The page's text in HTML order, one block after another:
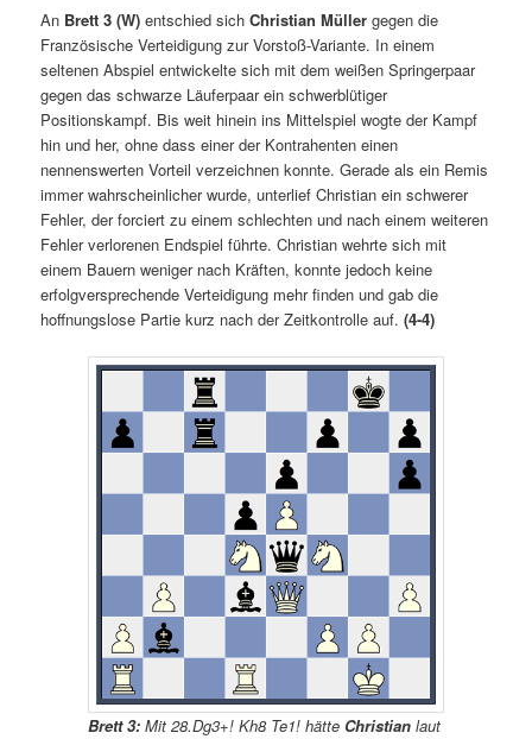
An Brett 3 (W) entschied sichChristian Müller gegen die
Französische Verteidigung zur Vorstoß-Variante. In einem
seltenen Abspiel entwickelte sich mit dem weißen Springerpaar
gegen das schwarze Läuferpaar ein schwerblütiger
Positionskampf. Bis weit hinein ins Mittelspiel wogte der Kampf
hin und her, ohne dass einer der Kontrahenten einen
nennenswerten Vorteil verzeichnen konnte. Gerade als ein Remis
immer wahrscheinlicher wurde, unterlief Christian ein schwerer
Fehler, der forciert zu einem schlechten und nach einem weiteren
Fehler verlorenen Endspiel führte. Christian wehrte sich mit
einem Bauern weniger nach Kräften, konnte jedoch keine
erfolgversprechende Verteidigung mehr finden und gab die
hoffnungslose Partie kurz nach der Zeitkontrolle auf.(4-4)
Brett 3: Mit 28.Dg3+! Kh8 Te1! hätte Christian laut